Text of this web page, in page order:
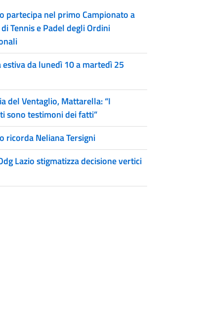
partecipa nel primo Campionato a
Tennis e Padel degli Ordini
estiva da lunedì 10 a martedì 25
del Ventaglio, Mattarella: “I
sono testimoni dei fatti”
ricorda Neliana Tersigni
Lazio stigmatizza decisione vertici